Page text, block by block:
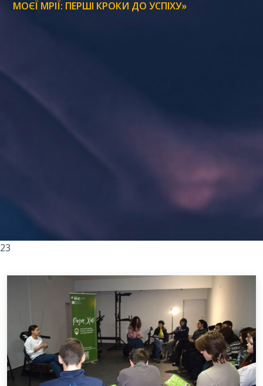
МОЄЇ МРІЇ: ПЕРШІ КРОКИ ДО УСПІХУ»
23